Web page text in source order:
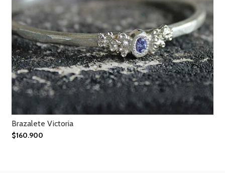
Brazalete Victoria
$160.900